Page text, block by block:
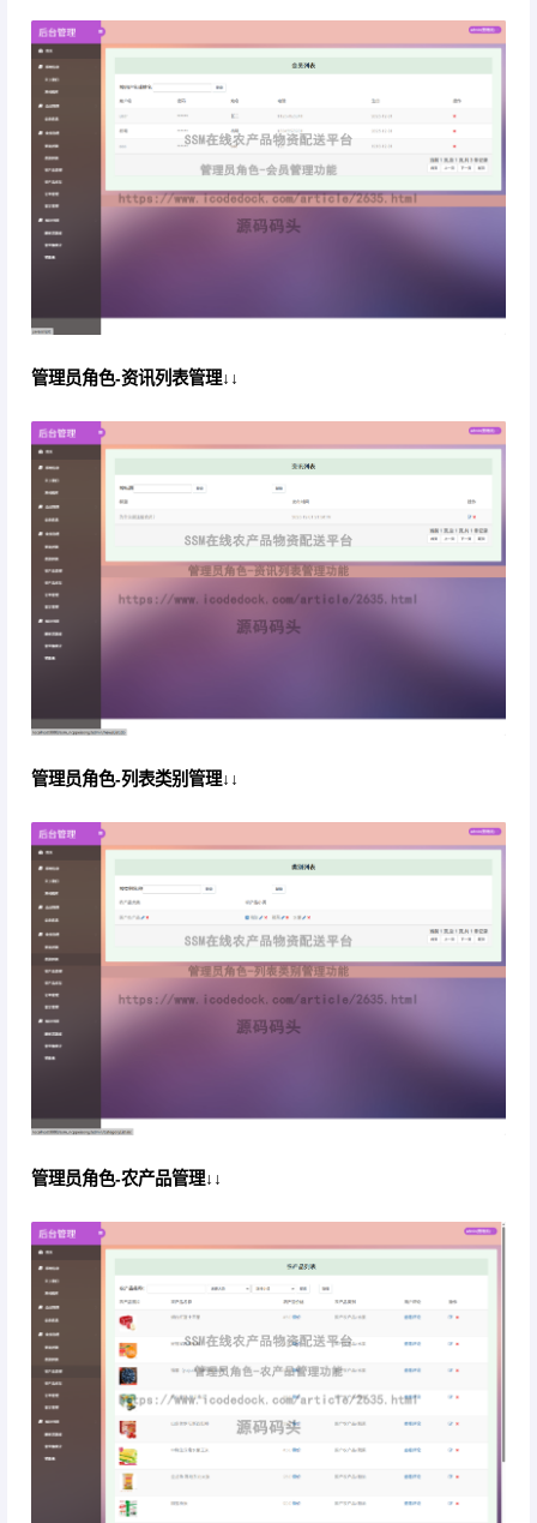
管理员角色-资讯列表管理↓↓
管理员角色-列表类别管理↓↓
管理员角色-农产品管理↓↓